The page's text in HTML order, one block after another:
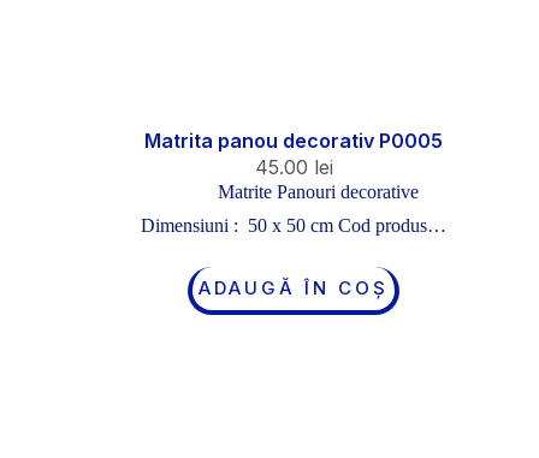
Matrita panou decorativ P0005
45.00 lei
Matrite Panouri decorative
Dimensiuni : 50 x 50 cm Cod produs…
ADAUGĂ ÎN COȘ